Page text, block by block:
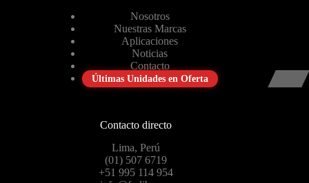
Nosotros
Nuestras Marcas
Aplicaciones
Noticias
Contacto
Últimas Unidades en Oferta
Contacto directo
Lima, Perú
(01) 507 6719
+51 995 114 954